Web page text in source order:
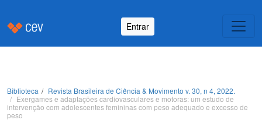
Entrar
Biblioteca
Revista Brasileira de Ciência & Movimento v. 30, n 4, 2022.
Exergames e adaptações cardiovasculares e motoras: um estudo de
intervenção com adolescentes femininas com peso adequado e excesso de
peso